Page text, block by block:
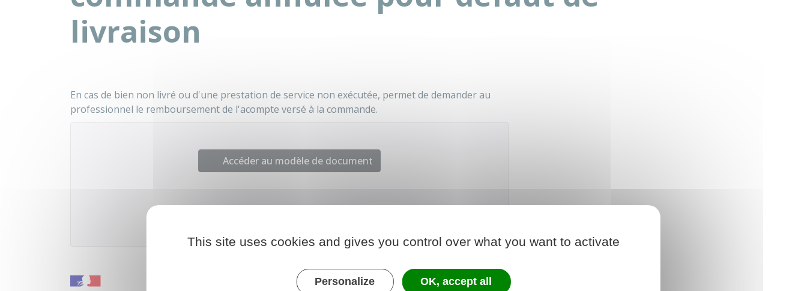
livraison
En cas de bien non livré ou d'une prestation de service non exécutée, permet de demander au
professionnel le remboursement de l'acompte versé à la commande.
Accéder au modèle de document
This site uses cookies and gives you control over what you want to activate
Personalize OK, accept all